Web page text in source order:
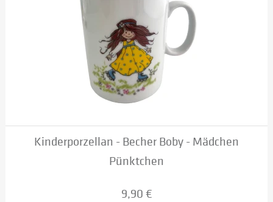
Kinderporzellan - Becher Boby - Mädchen
Pünktchen
9,90 €